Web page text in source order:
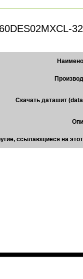
Скачать даташит
ссылающиеся на